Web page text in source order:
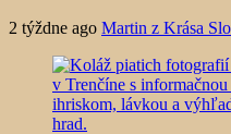
2 týždne ago Martin z Krása